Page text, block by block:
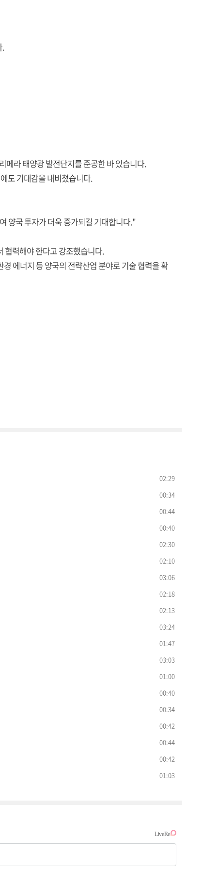
.
메라 태양광 발전단지를 준공한 바 있습니다.
도 기대감을 내비쳤습니다.
양국 투자가 더욱 증가되길 기대합니다."
협력해야 한다고 강조했습니다.
에너지 등 양국의 전략산업 분야로 기술 협력을 확
02:29
00:34
00:44
00:40
02:30
02:10
03:06
02:18
02:13
03:24
01:47
03:03
01:00
00:40
00:34
00:42
00:44
00:42
01:03